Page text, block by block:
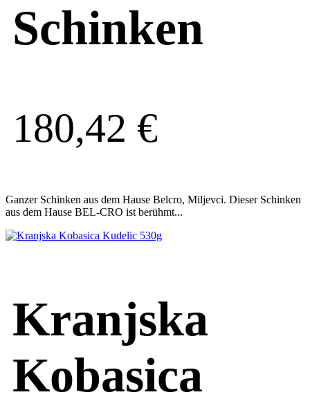
Schinken
180,42 €
Ganzer Schinken aus dem Hause Belcro, Miljevci. Dieser Schinken
aus dem Hause BEL-CRO ist berühmt...
Kranjska
Kobasica